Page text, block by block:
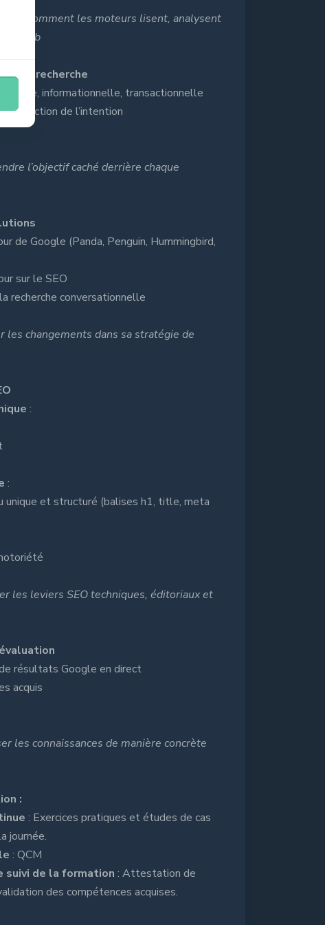
comment les moteurs lisent, analysent
web
de recherche
informationnelle, transactionnelle
en fonction de l’intention
l’objectif caché derrière chaque
de Google (Panda, Penguin, Hummingbird,
sur le SEO
recherche conversationnelle
les changements dans sa stratégie de
:
:
unique et structuré (balises h1, title, meta
les leviers SEO techniques, éditoriaux et
résultats Google en direct
acquis
les connaissances de manière concrète
:
: Exercices pratiques et études de cas
journée.
: QCM
suivi de la formation : Attestation de
des compétences acquises.